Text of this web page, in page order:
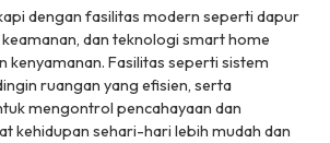
dengan fasilitas modern seperti dapur
dan teknologi smart home
kenyamanan. Fasilitas seperti sistem
ruangan yang efisien, serta
mengontrol pencahayaan dan
kehidupan sehari-hari lebih mudah dan